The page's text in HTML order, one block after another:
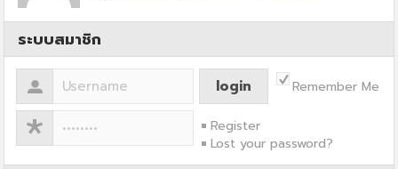
ระบบสมาชิก
Remember Me
Register
Lost your password?